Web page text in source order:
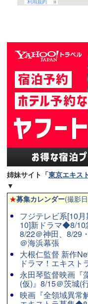
姉妹サイト「東京エキス
▼
★募集カレンダー(撮影
フジテレビ系[10
10]新ドラマ◆8/10
8/22＠神田、8/29
＠海浜幕張
大根仁監督 新作
ドラマ！エキスト
永田琴監督映画『
(仮)』8/15＠茨城(
映画『全領域異常